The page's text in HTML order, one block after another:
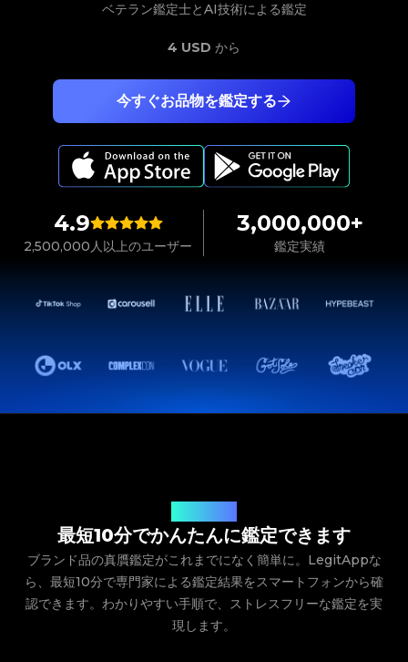
4.9
2,500,000人以上のユーザー
3,000,000+
鑑定実績
今すぐお品物を鑑定する
ベテラン鑑定士とAI技術による鑑定
4 USD から
最短10分でかんたんに鑑定できます
ブランド品の真贋鑑定がこれまでになく簡単に。LegitAppな
ら、最短10分で専門家による鑑定結果をスマートフォンから確
認できます。わかりやすい手順で、ストレスフリーな鑑定を実
現します。